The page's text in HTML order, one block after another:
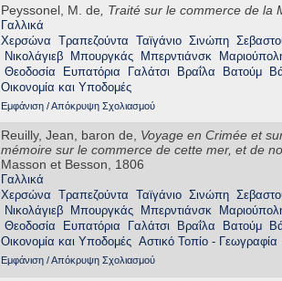
Peyssonel, M. de, Traité sur le commerce de la
Γαλλικά
Χερσώνα Τραπεζούντα Ταϊγάνιο Σινώπη
Νικολάγιεβ
Μπουργκάς Μπερντιάνσκ
Θεοδοσία
Ευπατόρια Γαλάτσι Βραΐλα Βατούμ
Οικονομία και Υποδομές
Εμφάνιση / Απόκρυψη Σχολιασμού
Reuilly, Jean, baron de, Voyage en Crimée et
mémoire sur le commerce de cette mer, et de
Masson et Besson, 1806
Γαλλικά
Χερσώνα Τραπεζούντα Ταϊγάνιο Σινώπη
Νικολάγιεβ
Μπουργκάς Μπερντιάνσκ
Θεοδοσία
Ευπατόρια Γαλάτσι Βραΐλα Βατούμ
Οικονομία και Υποδομές Αστικό Τοπίο - Γεωγραφία
Εμφάνιση / Απόκρυψη Σχολιασμού